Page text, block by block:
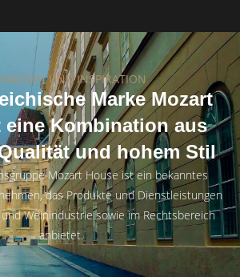
UND INSPIRATION
Marke Mozart
eine Kombination aus
und hohem Stil
Mozart House ist ein bekanntes
das Produkte und Dienstleistungen
Weinindustrie sowie im Rechtsbereich
anbietet.